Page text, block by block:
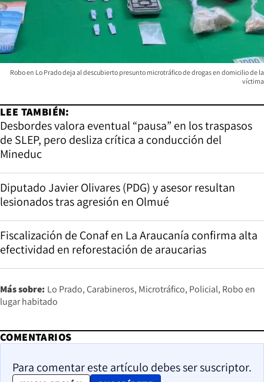
Robo en Lo Prado deja al descubierto presunto microtráfico de drogas en domicilio de la
víctima
LEE TAMBIÉN:
Desbordes valora eventual “pausa” en los traspasos
de SLEP, pero desliza crítica a conducción del
Mineduc
Diputado Javier Olivares (PDG) y asesor resultan
lesionados tras agresión en Olmué
Fiscalización de Conaf en La Araucanía confirma alta
efectividad en reforestación de araucarias
Más sobre: Lo Prado Carabineros Microtráfico Policial Robo en
lugar habitado
COMENTARIOS
Para comentar este artículo debes ser suscriptor.